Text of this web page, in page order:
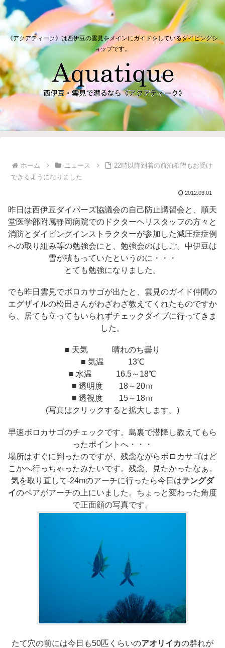
《アクアティーク》は西伊豆の雲見をメインにガイドをしているダイビングシ
ョップです。
ホーム ニュース
22時以降到着の前泊希望もお受け
できるようになりました
2012.03.01
昨日は西伊豆ダイバーズ協議会の自己防止講習会と、順天
堂医学部附属静岡病院でのドクターヘリスタッフの方々と
消防とダイビングインストラクターが参加した減圧症症例
への取り組み等の勉強会にと、勉強会のはしご。中伊豆は
雪が積もっていたというのに・・・
とても勉強になりました。
でも昨日雲見でボロカサゴが出たと、雲見のガイド仲間の
エグザイルの松田さんがわざわざ教えてくれたものですか
ら、居ても立ってもいられずチェックダイブに行ってきま
した。
■ 天気 晴れのち曇り
■ 気温 13℃
■ 水温 16.5～18℃
■ 透明度 18～20ｍ
■ 透視度 15～18ｍ
(写真はクリックすると拡大します。)
早速ボロカサゴのチェックです。島裏で潜降し教えてもら
ったポイントへ・・・
場所はすぐに判ったのですが、残念ながらボロカサゴはど
こかへ行っちゃったみたいです。残念、見たかったなぁ。
気を取り直して-24mのアーチに行ったら今日はテングダ
イのペアがアーチの上にいました。ちょっと変わった角度
で正面顔の写真です。
たて穴の前には今日も50匹くらいのアオリイカの群れが